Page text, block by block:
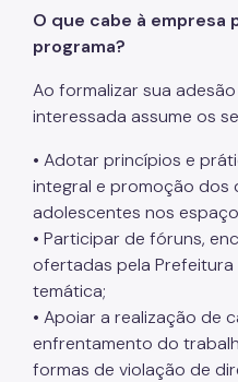
Gestão da Informação
Monitoramento e
Formulário Social
Notícias
ESPASO
Biblioteca
Materiais Públicos
Gestão de Pessoas
O que cabe à
programa?
Ao formalizar sua
interessada assume os
• Adotar princípios e
integral e promoção dos
adolescentes nos
• Participar de fóruns,
ofertadas pela Prefeitura
temática;
• Apoiar a realização de
enfrentamento do
formas de violação de